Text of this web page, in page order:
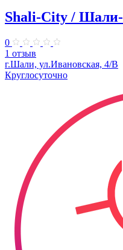
Shali-City /
0
1 отзыв
г.Шали, ул.Ивановская, 4/В
Круглосуточно